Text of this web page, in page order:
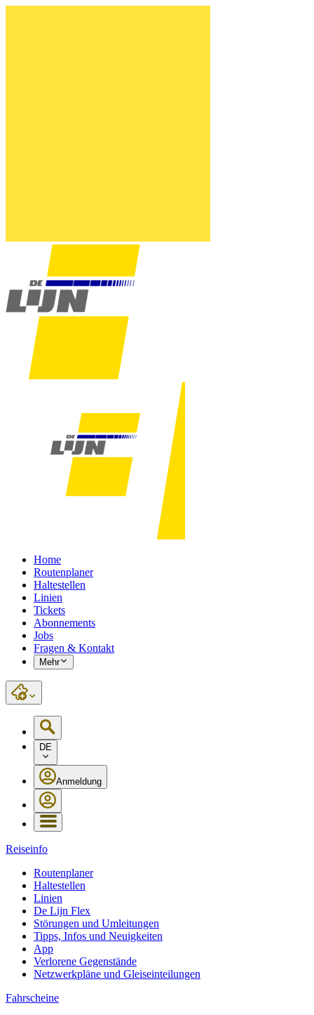
Home
Routenplaner
Haltestellen
Linien
Tickets
Abonnements
Jobs
Fragen & Kontakt
Mehr
DE
Anmeldung
Reiseinfo
Routenplaner
Haltestellen
Linien
De Lijn Flex
Störungen und Umleitungen
Tipps, Infos und Neuigkeiten
App
Verlorene Gegenstände
Netzwerkpläne und Gleiseinteilungen
Fahrscheine